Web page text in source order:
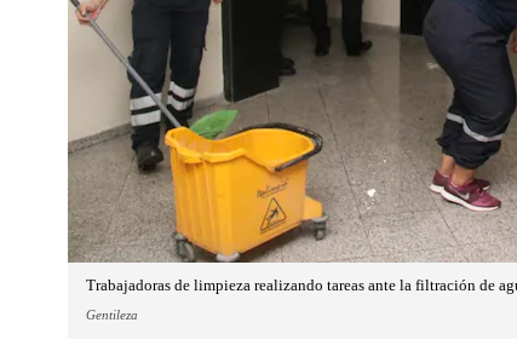
Trabajadoras de limpieza realizando tareas ante la filtración de
Gentileza